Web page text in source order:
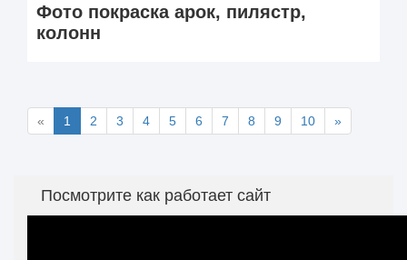
Фото покраска арок, пилястр,
колонн
« 1 2 3 4 5 6 7 8 9 10 »
Посмотрите как работает сайт